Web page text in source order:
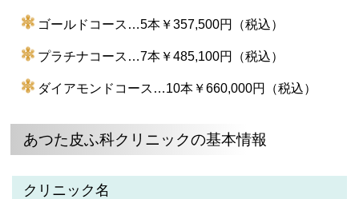
ゴールドコース…5本￥357,500円（税込）
プラチナコース…7本￥485,100円（税込）
ダイアモンドコース…10本￥660,000円（税込）
あつた皮ふ科クリニックの基本情報
クリニック名